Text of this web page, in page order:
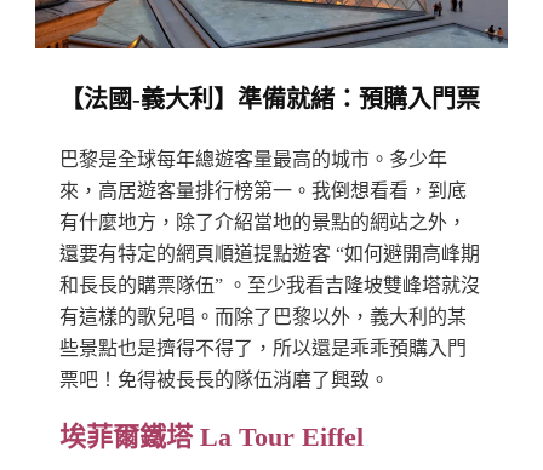
【法國-義大利】準備就緒：預購入門票
巴黎是全球每年總遊客量最高的城市。多少年
來，高居遊客量排行榜第一。我倒想看看，到底
有什麼地方，除了介紹當地的景點的網站之外，
還要有特定的網頁順道提點遊客 “如何避開高峰期
和長長的購票隊伍” 。至少我看吉隆坡雙峰塔就沒
有這樣的歌兒唱。而除了巴黎以外，義大利的某
些景點也是擠得不得了，所以還是乖乖預購入門
票吧！免得被長長的隊伍消磨了興致。
埃菲爾鐵塔 La Tour Eiffel